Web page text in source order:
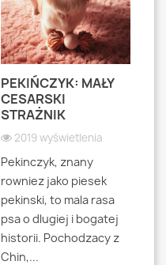
PEKIŃCZYK: MAŁY
CESARSKI
STRAŻNIK
2019 wyświetlenia
Pekinczyk, znany
rowniez jako piesek
pekinski, to mala rasa
psa o dlugiej i bogatej
historii. Pochodzacy z
Chin,...